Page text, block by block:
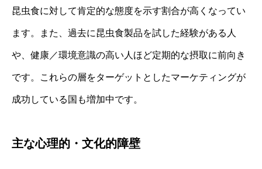
昆虫食に対して肯定的な態度を示す割合が高くなってい
ます。また、過去に昆虫食製品を試した経験がある人
や、健康／環境意識の高い人ほど定期的な摂取に前向き
です。これらの層をターゲットとしたマーケティングが
成功している国も増加中です。
主な心理的・文化的障壁